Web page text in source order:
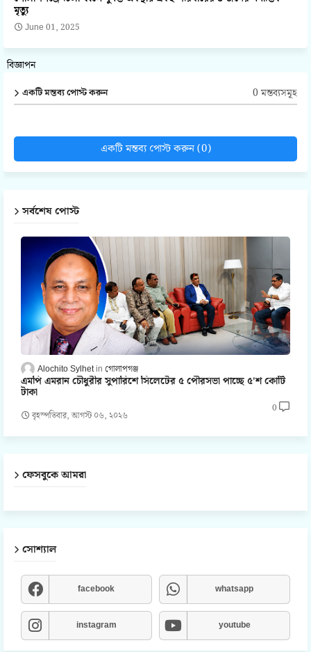
মৃত্যু
June 01, 2025
বিজ্ঞাপন
একটি মন্তব্য পোস্ট করুন 0 মন্তব্যসমূহ
একটি মন্তব্য পোস্ট করুন (0)
সর্বশেষ পোস্ট
Alochito Sylhet গোলাপগঞ্জ
এমপি এমরান চৌধুরীর সুপারিশে সিলেটের ৫ পৌরসভা পাচ্ছে ৫'শ কোটি
টাকা
বৃহস্পতিবার, আগস্ট ০৬, ২০২৬
0
ফেসবুকে আমরা
সোশ্যাল
facebook whatsapp
instagram youtube